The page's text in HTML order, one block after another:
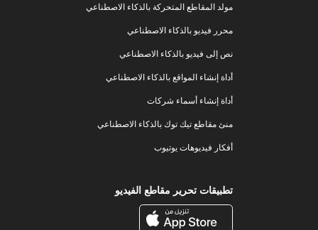
مولد المقاطع المتحركة بالذكاء الاصطناعي
محرر فيديو بالذكاء الاصطناعي
نص إلى فيديو بالذكاء الاصطناعي
أداة إنشاء المواقع بالذكاء الاصطناعي
أداة إنشاء أسماء شركات
منئ مقاطع تيك توك بالذكاء الاصطناعي
أفكار فيديوهات يوتيوب
تطبيقات تحرير مقاطع الفيديو